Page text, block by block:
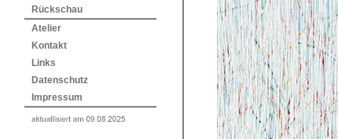
Rückschau
Atelier
Kontakt
Links
Datenschutz
Impressum